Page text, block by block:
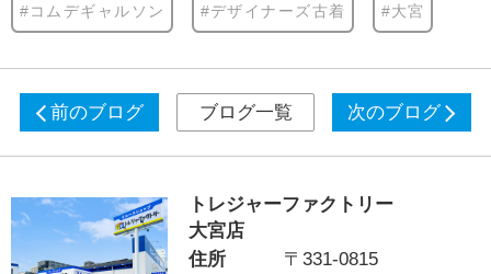
#コムデギャルソン #デザイナーズ古着 #大宮
前のブログ ブログ一覧 次のブログ
トレジャーファクトリー
大宮店
住所
〒331-0815